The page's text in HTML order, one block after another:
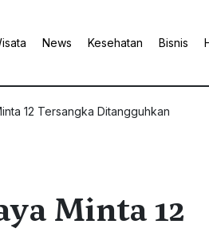
News Kesehatan Bisnis
12 Tersangka Ditangguhkan
Minta 12